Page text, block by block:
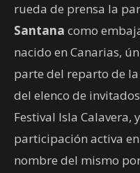
rueda de prensa la
Santana como
nacido en Canarias,
parte del reparto de
del elenco de
Festival Isla Calavera,
participación activa
nombre del mismo